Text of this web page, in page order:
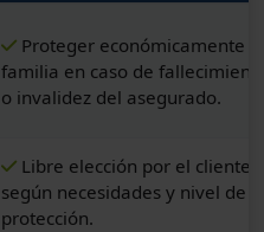
Proteger económicamente
familia en caso de
o invalidez del asegurado.
Libre elección por el cliente
según necesidades y nivel de
protección.